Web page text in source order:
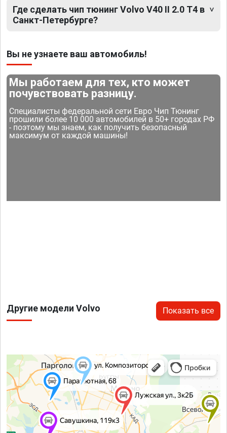
Где сделать чип тюнинг Volvo V40 II 2.0 T4 в
Санкт-Петербурге?
Вы не узнаете ваш автомобиль!
Мы работаем для тех, кто может
почувствовать разницу.
Специалисты федеральной сети Евро Чип Тюнинг
прошили более 10 000 автомобилей в 50+ городах РФ
- поэтому мы знаем, как получить безопасный
максимум от каждой машины!
Другие модели Volvo Показать все